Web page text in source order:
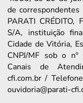
de
PARATI CRÉDITO,
S/A, instituição
Cidade de Vitória,
CNPJ/MF sob o
Canais de
cfi.com.br /
ouvidoria@parati-